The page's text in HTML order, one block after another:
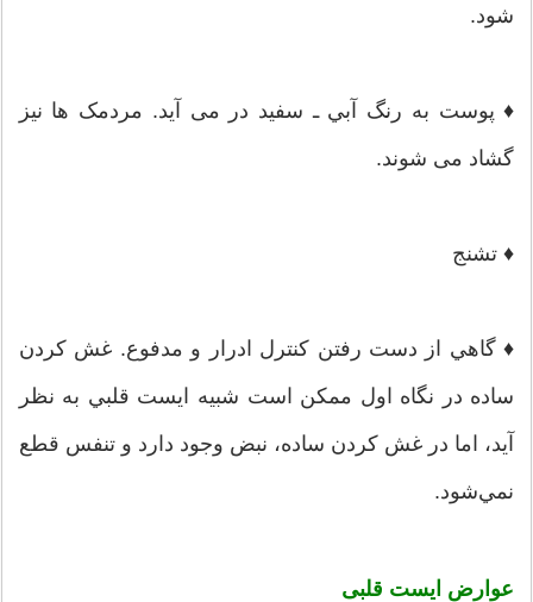
شود.
♦ پوست‌ به‌ رنگ‌ آبي‌ ـ سفيد در می آيد. مردمک ها نيز
گشاد می شوند.
♦ تشنج‌
♦ گاهي‌ از دست‌ رفتن‌ كنترل‌ ادرار و مدفوع‌. غش‌ كردن‌
ساده‌ در نگاه‌ اول‌ ممكن‌ است‌ شبيه‌ ايست‌ قلبي‌ به‌ نظر
آيد، اما در غش‌ كردن‌ ساده‌، نبض‌ وجود دارد و تنفس‌ قطع‌
نمي‌شود.
عوارض ایست قلبی